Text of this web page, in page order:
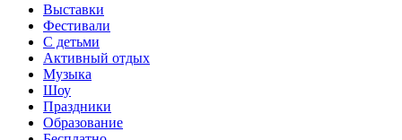
Выставки
Фестивали
С детьми
Активный отдых
Музыка
Шоу
Праздники
Образование